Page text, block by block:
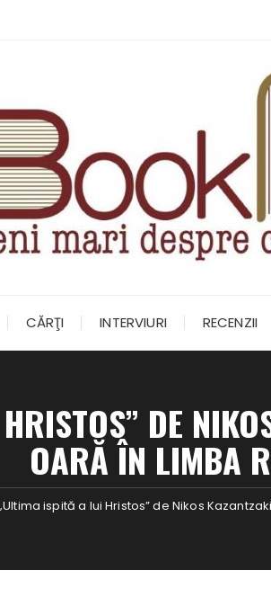
CĂRŢI INTERVIURI RECENZII
DE
OARĂ ÎN LIMBA
ispită a lui Hristos” de Nikos